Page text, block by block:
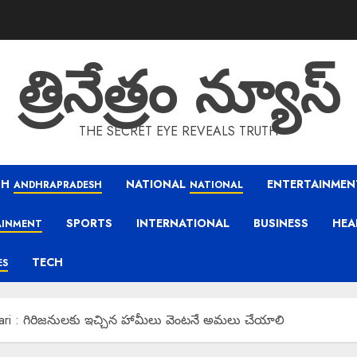
త్రినేత్రం న్యూస్
THE SECRET EYE REVEALS TRUTH
ANDHRAPRADESH NATIONAL NATIONAL
SPORTS INTERNATIONAL BUSINESS
TECH
: గిరిజనులకు ఇచ్చిన హామీలు వెంటనే అమలు చేయాలి